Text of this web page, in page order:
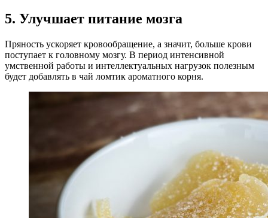
5. Улучшает питание мозга
Пряность ускоряет кровообращение, а значит, больше крови
поступает к головному мозгу. В период интенсивной
умственной работы и интеллектуальных нагрузок полезным
будет добавлять в чай ломтик ароматного корня.